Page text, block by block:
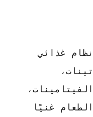
غذائي
غنيًا